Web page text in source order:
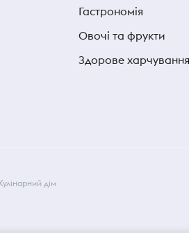
Гастрономія
Овочі та фрукти
Здорове харчування
дім